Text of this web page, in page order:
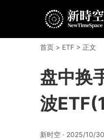
首页 > ETF > 正文
盘中换
波
新时空 · 2025/10/